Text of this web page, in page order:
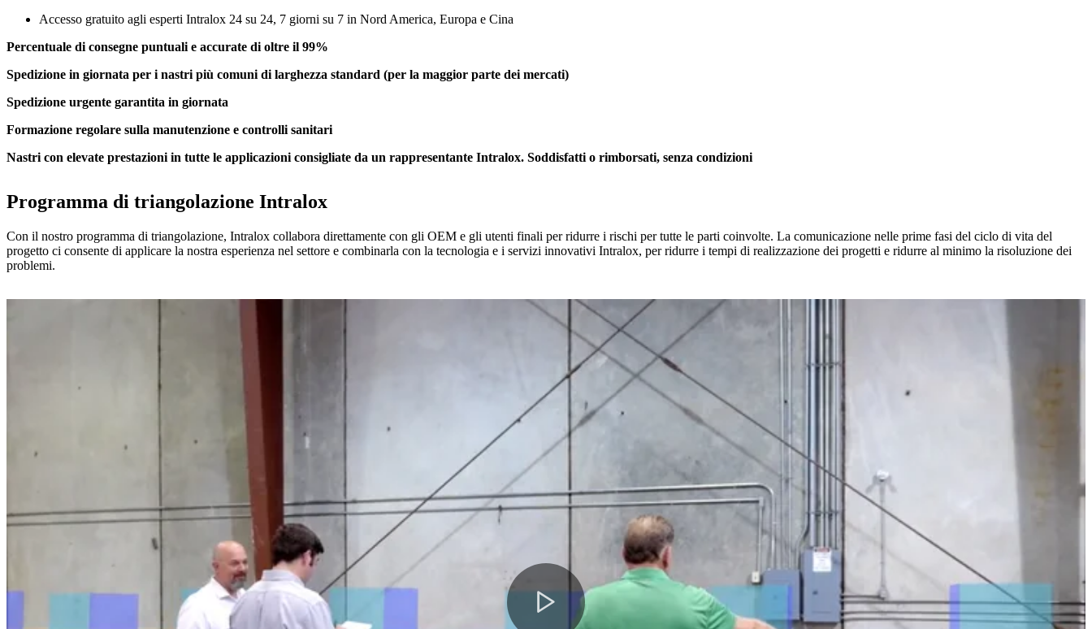
Accesso gratuito agli esperti Intralox 24 su 24, 7 giorni su 7 in Nord America, Europa e Cina
Percentuale di consegne puntuali e accurate di oltre il 99%
Spedizione in giornata per i nastri più comuni di larghezza standard (per la maggior parte dei mercati)
Spedizione urgente garantita in giornata
Formazione regolare sulla manutenzione e controlli sanitari
Nastri con elevate prestazioni in tutte le applicazioni consigliate da un rappresentante Intralox. Soddisfatti o rimborsati, senza condizioni
Programma di triangolazione Intralox
Con il nostro programma di triangolazione, Intralox collabora direttamente con gli OEM e gli utenti finali per ridurre i rischi per tutte le parti coinvolte. La comunicazione nelle prime fasi del ciclo di vita del
progetto ci consente di applicare la nostra esperienza nel settore e combinarla con la tecnologia e i servizi innovativi Intralox, per ridurre i tempi di realizzazione dei progetti e ridurre al minimo la risoluzione dei
problemi.